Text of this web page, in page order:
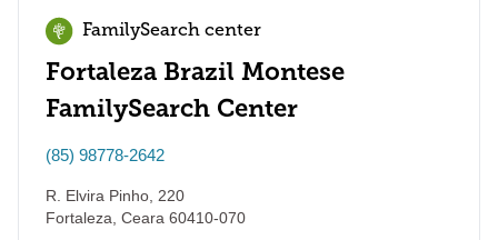
FamilySearch center
Fortaleza Brazil Montese
FamilySearch Center
(85) 98778-2642
R. Elvira Pinho, 220
Fortaleza Ceara 60410-070